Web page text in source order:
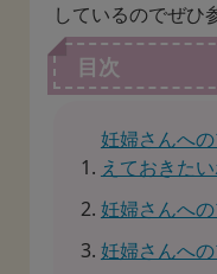
しているのでぜひ
目次
妊婦さんへ
えておきた
妊婦さんへ
妊婦さんへ